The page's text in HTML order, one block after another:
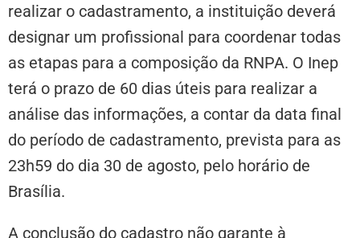
realizar o cadastramento, a instituição deverá
designar um profissional para coordenar todas
as etapas para a composição da RNPA. O Inep
terá o prazo de 60 dias úteis para realizar a
análise das informações, a contar da data final
do período de cadastramento, prevista para as
23h59 do dia 30 de agosto, pelo horário de
Brasília.
A conclusão do cadastro não garante à